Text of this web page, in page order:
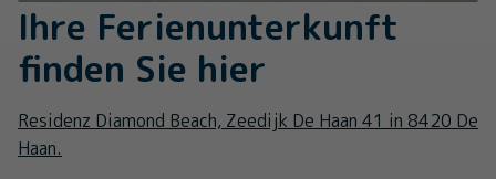
Ihre Ferienunterkunft
finden Sie hier
Residenz Diamond Beach, Zeedijk De Haan 41 in 8420 De
Haan.